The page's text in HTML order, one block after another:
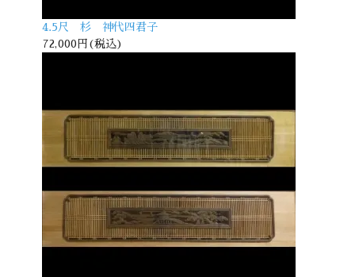
4.5尺 杉 神代四君子
72,000円(税込)